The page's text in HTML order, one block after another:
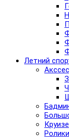
Летний
Ролики